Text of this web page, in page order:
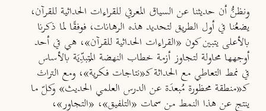
ونظنُّ أن حديثنا عن السياق المعرفي للقراءات الحداثية للقرآن،
يضعُنا في أول الطريق لتحديد هذه الرهانات، فوفقًا لما ذكرنا
بالأعلى يتبين كون «القراءات الحداثية للقرآن»، هي في أحد
أوجهها محاولة لتجاوز أزمة خطاب النهضة المُتبدِّيَة بالأساس
في نمط التعاطي مع الحداثة كـ«نتاجات فكرية»، ومع التراث
كـ«منطقة محظورة مُبعدَة عن الدرس العلمي الحديث» وكلّ ما
ينتج عن هذا النمط من سمات «التلفيق»، «التجاور»،